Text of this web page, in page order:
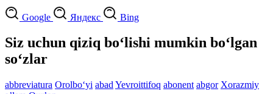
Google Яндекс Bing
Siz uchun qiziq bo‘lishi mumkin bo‘lgan
so‘zlar
abbreviatura Orolbo‘yi abad Yevroittifoq abonent abgor Xorazmiy